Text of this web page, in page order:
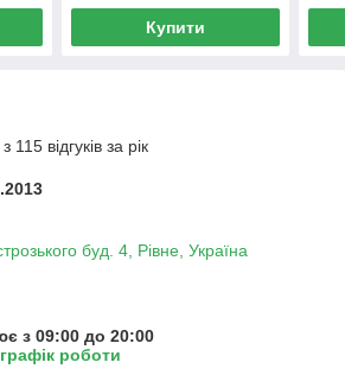
Купити
відгуків за рік
буд. 4, Рівне, Україна
з 09:00 до 20:00
роботи